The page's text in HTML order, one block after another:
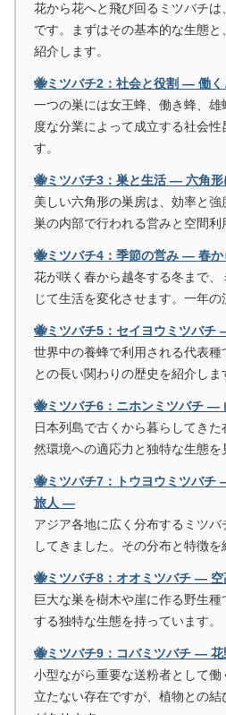
花から花へと飛び回るミツバチ
です。まずはその基本的な生態
紹介します。
🐝ミツバチ2：社会と役割 ― 働
一つの巣には女王蜂、働き蜂、
度な分業によって成立する社会性
す。
🐝ミツバチ3：巣と生活 ― 六角
美しい六角形の巣房は、効率と強
巣の内部で行われる営みと空間利
🐝ミツバチ4：季節の営み ― 春
花が咲く春から越冬する冬まで
じて生活を変化させます。一年の
🐝ミツバチ5：セイヨウミツバ
世界中の養蜂で利用される代表種
との長い関わりの歴史を紹介しま
🐝ミツバチ6：ニホンミツバチ ―
日本列島で古くから暮らしてき
然環境への適応力と独特な生態を
🐝ミツバチ7：トウヨウミツバチ
旅人 ―
アジア各地に広く分布するミツ
してきました。その分布と特徴を
🐝ミツバチ8：オオミツバチ ―
巨大な巣を樹木や崖に作る野生
する独特な生態を持っています。
🐝ミツバチ9：コバミツバチ ―
小型ながら重要な送粉者として働
立たない存在ですが、植物との